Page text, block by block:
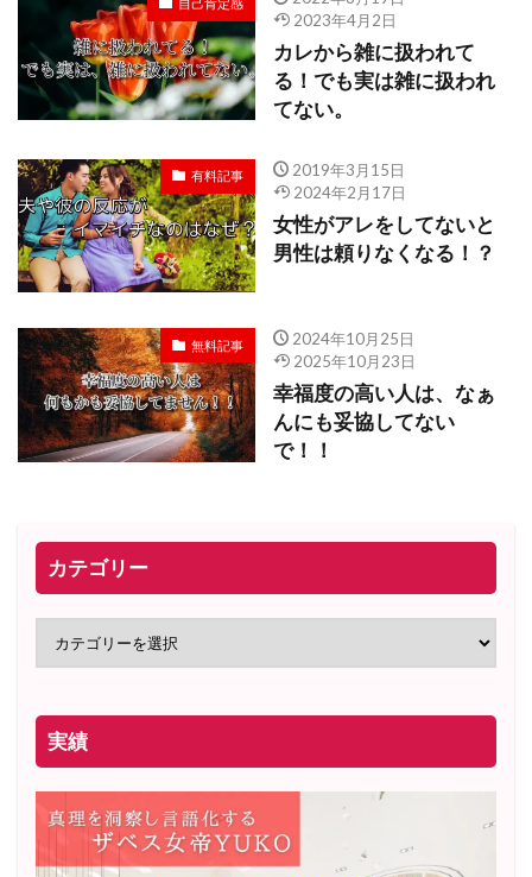
自己肯定感
2023年4月2日
カレから雑に扱われて
る！でも実は雑に扱われ
てない。
有料記事
2019年3月15日
2024年2月17日
女性がアレをしてないと
男性は頼りなくなる！？
無料記事
2024年10月25日
2025年10月23日
幸福度の高い人は、なぁ
んにも妥協してない
で！！
カテゴリー
実績